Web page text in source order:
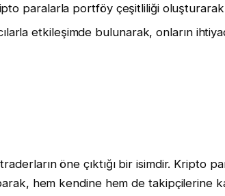
paralarla portföy çeşitliliği oluşturarak
etkileşimde bulunarak, onların
öne çıktığı bir isimdir. Kripto
hem kendine hem de takipçilerine